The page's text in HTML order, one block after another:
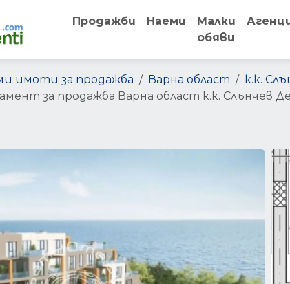
Продажби Наеми
Малки
обяви
имоти за продажба Варна област
к.к.
за продажба Варна област к.к. Слънчев